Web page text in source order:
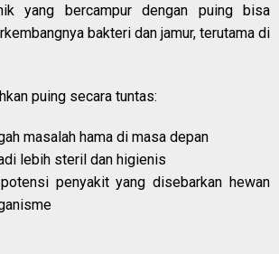
yang bercampur dengan puing bisa
bakteri dan jamur, terutama di
puing secara tuntas:
masalah hama di masa depan
lebih steril dan higienis
penyakit yang disebarkan hewan